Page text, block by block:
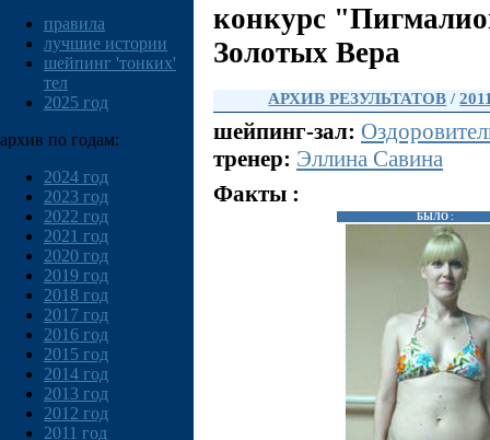
правила
лучшие истории
шейпинг 'тонких'
тел
2025 год
архив по годам:
2024 год
2023 год
2022 год
2021 год
2020 год
2019 год
2018 год
2017 год
2016 год
2015 год
2014 год
2013 год
2012 год
2011 год
конкурс
Золотых Вера
АРХИВ РЕЗУЛЬТАТОВ /
шейпинг-зал:
тренер: Эллина Савина
Факты :
БЫЛО :